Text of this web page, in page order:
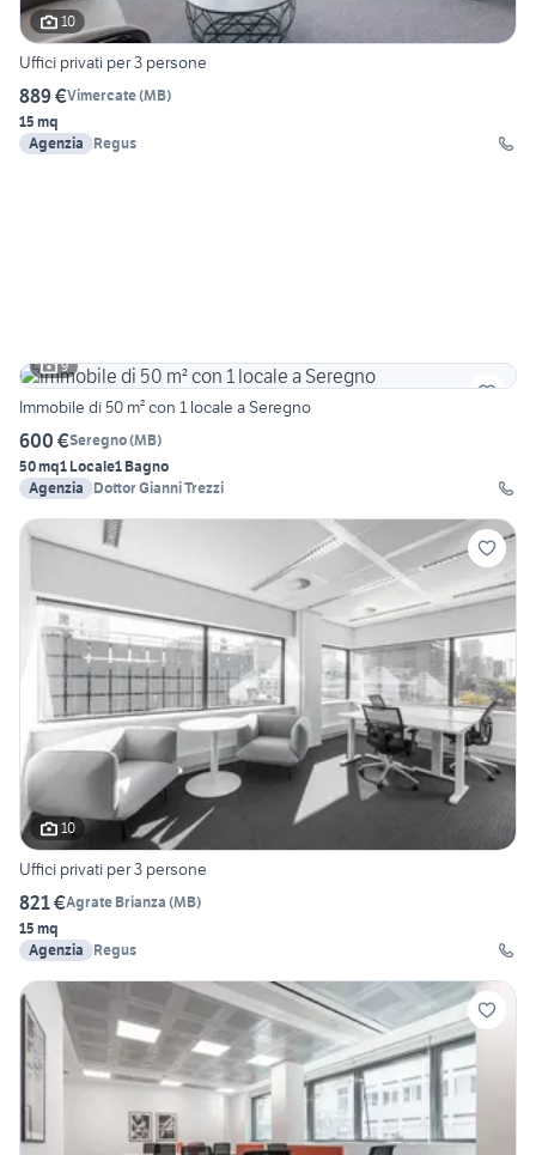
10
Uffici privati per 3 persone
889 €Vimercate(MB)
15 mq
Agenzia
Regus
9
Immobile di 50 m² con 1 locale a Seregno
600 €Seregno(MB)
50 mq1 Locale1 Bagno
Agenzia
Dottor Gianni Trezzi
10
Uffici privati per 3 persone
821 €Agrate Brianza (MB)
15 mq
Agenzia
Regus